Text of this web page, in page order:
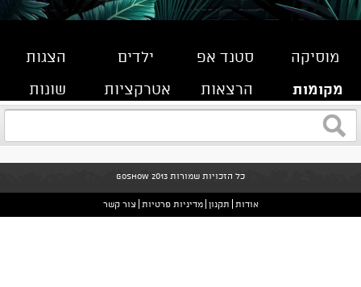
מוסיקה סטנד אפ ילדים
הצגות
הרצאות
אטרקציות שונות מקומות
כל הזכויות שמורות GoShow 2013
אודות תקנון מדיניות פרטיות צור קשר